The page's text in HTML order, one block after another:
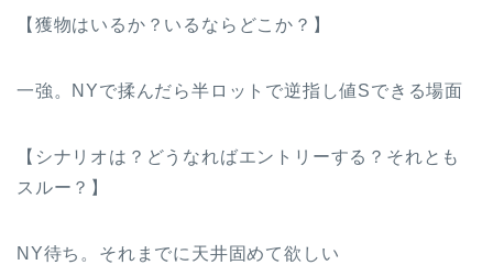
【獲物はいるか？いるならどこか？】
一強。NYで揉んだら半ロットで逆指し値Sできる場面
【シナリオは？どうなればエントリーする？それとも
スルー？】
NY待ち。それまでに天井固めて欲しい